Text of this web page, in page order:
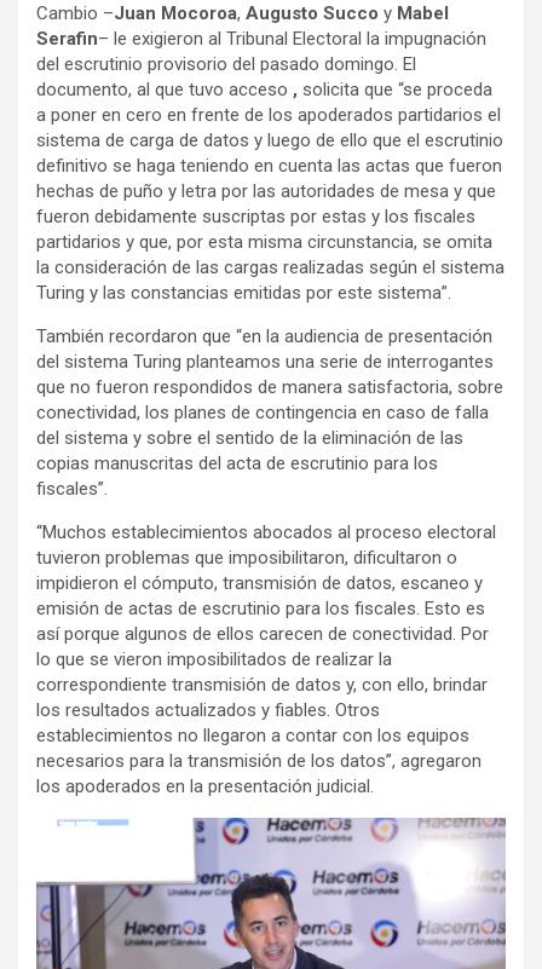
Cambio –Juan Mocoroa, Augusto Succo y Mabel
Serafin– le exigieron al Tribunal Electoral la impugnación
del escrutinio provisorio del pasado domingo. El
documento, al que tuvo acceso , solicita que “se proceda
a poner en cero en frente de los apoderados partidarios el
sistema de carga de datos y luego de ello que el escrutinio
definitivo se haga teniendo en cuenta las actas que fueron
hechas de puño y letra por las autoridades de mesa y que
fueron debidamente suscriptas por estas y los fiscales
partidarios y que, por esta misma circunstancia, se omita
la consideración de las cargas realizadas según el sistema
Turing y las constancias emitidas por este sistema”.
También recordaron que “en la audiencia de presentación
del sistema Turing planteamos una serie de interrogantes
que no fueron respondidos de manera satisfactoria, sobre
conectividad, los planes de contingencia en caso de falla
del sistema y sobre el sentido de la eliminación de las
copias manuscritas del acta de escrutinio para los
fiscales”.
“Muchos establecimientos abocados al proceso electoral
tuvieron problemas que imposibilitaron, dificultaron o
impidieron el cómputo, transmisión de datos, escaneo y
emisión de actas de escrutinio para los fiscales. Esto es
así porque algunos de ellos carecen de conectividad. Por
lo que se vieron imposibilitados de realizar la
correspondiente transmisión de datos y, con ello, brindar
los resultados actualizados y fiables. Otros
establecimientos no llegaron a contar con los equipos
necesarios para la transmisión de los datos”, agregaron
los apoderados en la presentación judicial.